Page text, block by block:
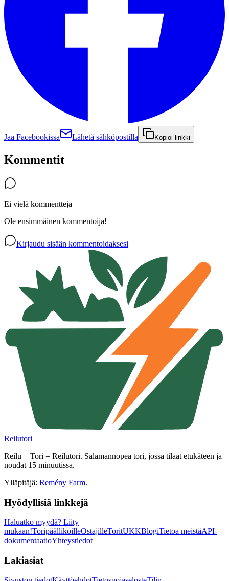
Jaa Facebookissa Lähetä sähköpostilla Kopioi linkki
Kommentit
Ei vielä kommentteja
Ole ensimmäinen kommentoija!
Kirjaudu sisään kommentoidaksesi
Reilutori
Reilu + Tori = Reilutori. Salamannopea tori, jossa tilaat etukäteen ja
noudat 15 minuutissa.
Ylläpitäjä: Remény Farm.
Hyödyllisiä linkkejä
Haluatko myydä? Liity
mukaan!ToripäälliköilleOstajilleToritUKKBlogiTietoa meistäAPI-
dokumentaatioYhteystiedot
Lakiasiat